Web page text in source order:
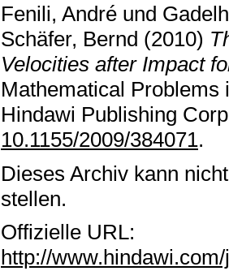
Fenili, André und
Schäfer, Bernd (2010)
Velocities after Impact
Mathematical Problems
Hindawi Publishing
10.1155/2009/384071.
Dieses Archiv kann
stellen.
Offizielle URL:
http://